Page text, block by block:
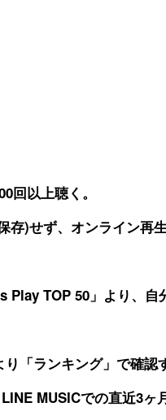
回以上聴く。
)せず、オンライン再
TOP 50」より、自
「ランキング」で確認
MUSICでの直近3ヶ